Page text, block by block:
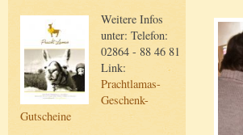
Weitere Infos
unter: Telefon:
02864 - 88 46 81
Link:
Prachtlamas-
Geschenk-
Gutscheine